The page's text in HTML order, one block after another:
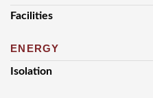
Facilities
ENERGY
Isolation